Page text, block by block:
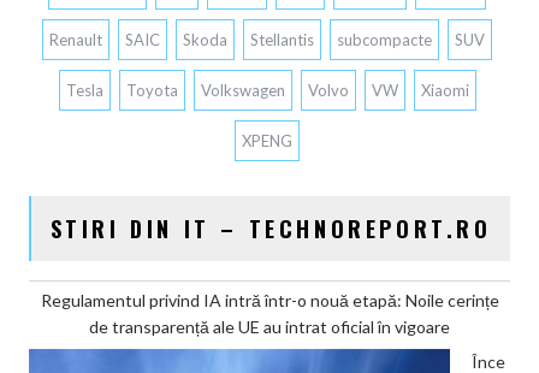
Renault SAIC Skoda Stellantis subcompacte SUV
Tesla Toyota Volkswagen Volvo VW Xiaomi
XPENG
STIRI DIN IT – TECHNOREPORT.RO
Regulamentul privind IA intră într-o nouă etapă: Noile cerințe
de transparență ale UE au intrat oficial în vigoare
Înce